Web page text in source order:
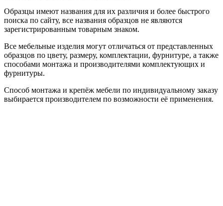
Образцы имеют названия для их различия и более быстрого
поиска по сайту, все названия образцов не являются
зарегистрированным товарным знаком.
Все мебельные изделия могут отличаться от представленных
образцов по цвету, размеру, комплектации, фурнитуре, а также
способами монтажа и производителями комплектующих и
фурнитуры.
Способ монтажа и крепёж мебели по индивидуальному заказу
выбирается производителем по возможности её применения.